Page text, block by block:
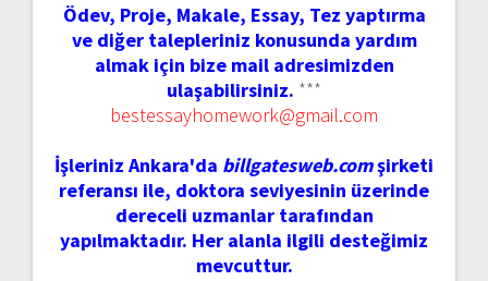
Ödev, Proje, Makale, Essay, Tez yaptırma
ve diğer talepleriniz konusunda yardım
almak için bize mail adresimizden
ulaşabilirsiniz. ***
bestessayhomework@gmail.com
İşleriniz Ankara'da billgatesweb.comşirketi
referansı ile, doktora seviyesinin üzerinde
dereceli uzmanlar tarafından
yapılmaktadır. Her alanla ilgili desteğimiz
mevcuttur.